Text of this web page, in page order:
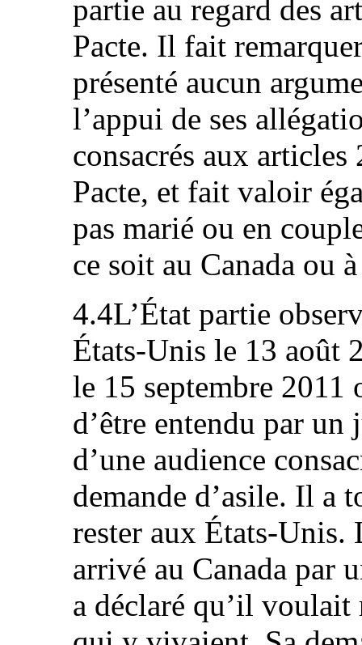
partie au regard des
Pacte. Il fait
présenté aucun
l’appui de ses
consacrés aux
Pacte, et fait valoir
pas marié ou en
ce soit au Canada ou
4.4L’État partie
États-Unis le 13 août
le 15 septembre 2011
d’être entendu par
d’une audience
demande d’asile. Il a
rester aux États-Unis.
arrivé au Canada par
a déclaré qu’il